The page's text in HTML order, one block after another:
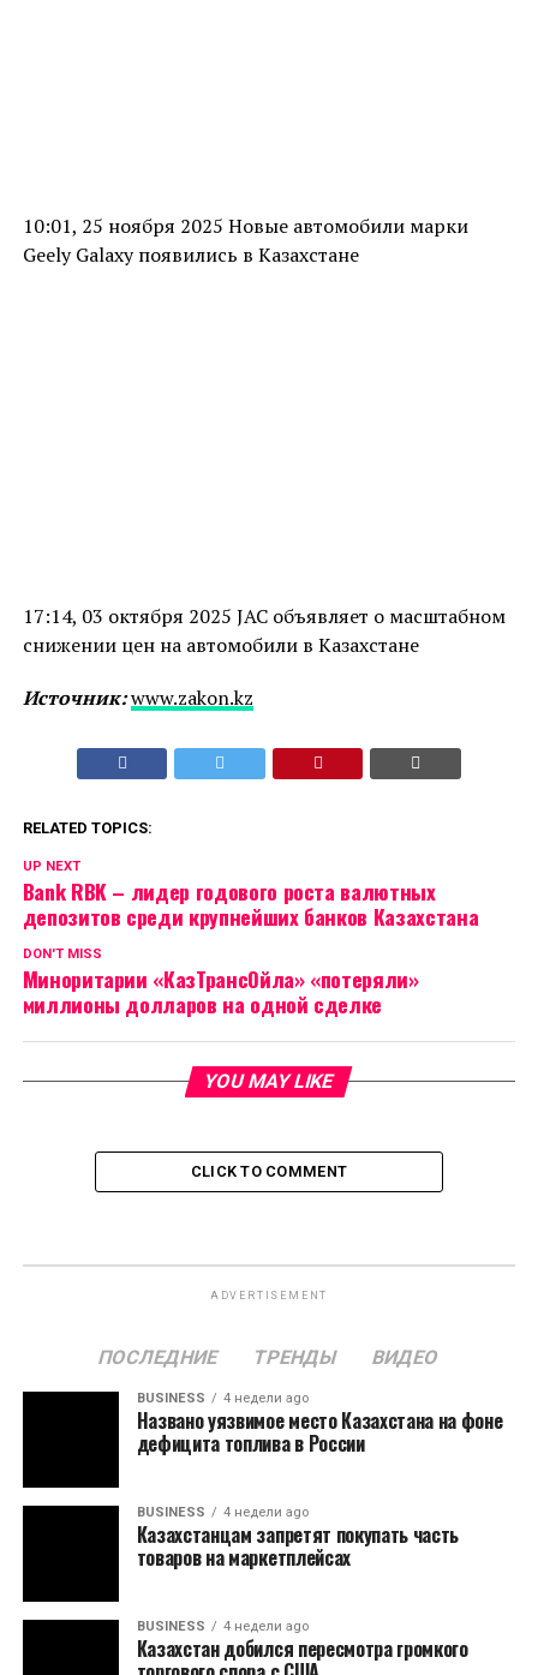
10:01, 25 ноября 2025 Новые автомобили марки
Geely Galaxy появились в Казахстане
17:14, 03 октября 2025 JAC объявляет о масштабном
снижении цен на автомобили в Казахстане
Источник:www.zakon.kz
RELATED TOPICS:
UP NEXT
Bank RBK – лидер годового роста валютных
депозитов среди крупнейших банков Казахстана
DON'T MISS
Миноритарии «КазТрансОйла» «потеряли»
миллионы долларов на одной сделке
YOU MAY LIKE
CLICK TO COMMENT
ADVERTISEMENT
ПОСЛЕДНИЕ ТРЕНДЫ ВИДЕО
BUSINESS 4 недели ago
Названо уязвимое место Казахстана на фоне
дефицита топлива в России
BUSINESS 4 недели ago
Казахстанцам запретят покупать часть
товаров на маркетплейсах
BUSINESS 4 недели ago
Казахстан добился пересмотра громкого